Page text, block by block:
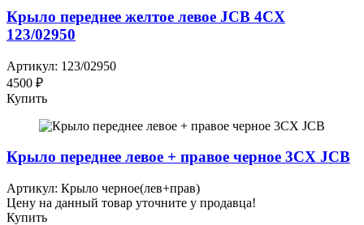
Крыло переднее желтое левое JCB 4CX
123/02950
Артикул: 123/02950
4500 ₽
Купить
Крыло переднее левое + правое черное 3CX JCB
Артикул: Крыло черное(лев+прав)
Цену на данный товар уточните у продавца!
Купить